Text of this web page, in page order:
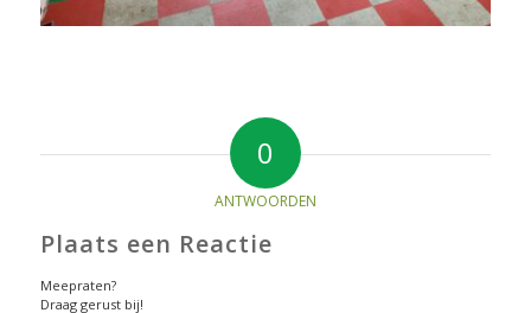
0
ANTWOORDEN
Plaats een Reactie
Meepraten?
Draag gerust bij!